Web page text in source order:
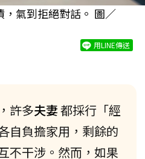
氣到拒絕對話。 圖／
用LINE傳送
許多夫妻都採行「經
自負擔家用，剩餘的
不干涉。然而，如果